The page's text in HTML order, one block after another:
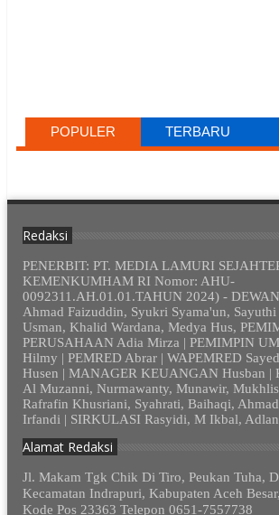
POPULER TERBARU
Redaksi
PENERBIT: PT. MEDIA LAMURI
KEMENKUMHAM RI Nomor: AHU-
0092311.AH.01.01.TAHUN 2024) -
Ahmad Faizuddin, Syukri Syama'un,
Usman, Khalid Wardana, Medya Hus,
PERUSAHAAN Adia Mirza | PEMIMPIN
Hilmy | PEMRED Abrar | WAPEMRED
Husen | MANAGER KEUANGAN Husban |
Al Muzanni, Nurmawanty, Munawir,
Rafrafin Khusriani, Syahrati, Baihaqi,
Irfandi | SIRKULASI Rasyidi, M Ikbal, Adlan
Alamat Redaksi
Jl. Makam Tgk Chik Di Tiro, Peukan Tuha,
Kecamatan Indrapuri, Kabupaten Aceh
Kode Pos 23363 Telepon 0651-7557738